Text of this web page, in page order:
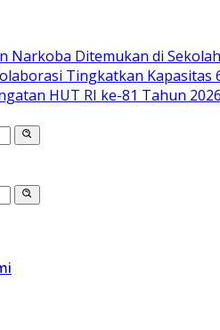
Narkoba Ditemukan di
Tingkatkan Kapasitas
HUT RI ke-81 Tahun 2026